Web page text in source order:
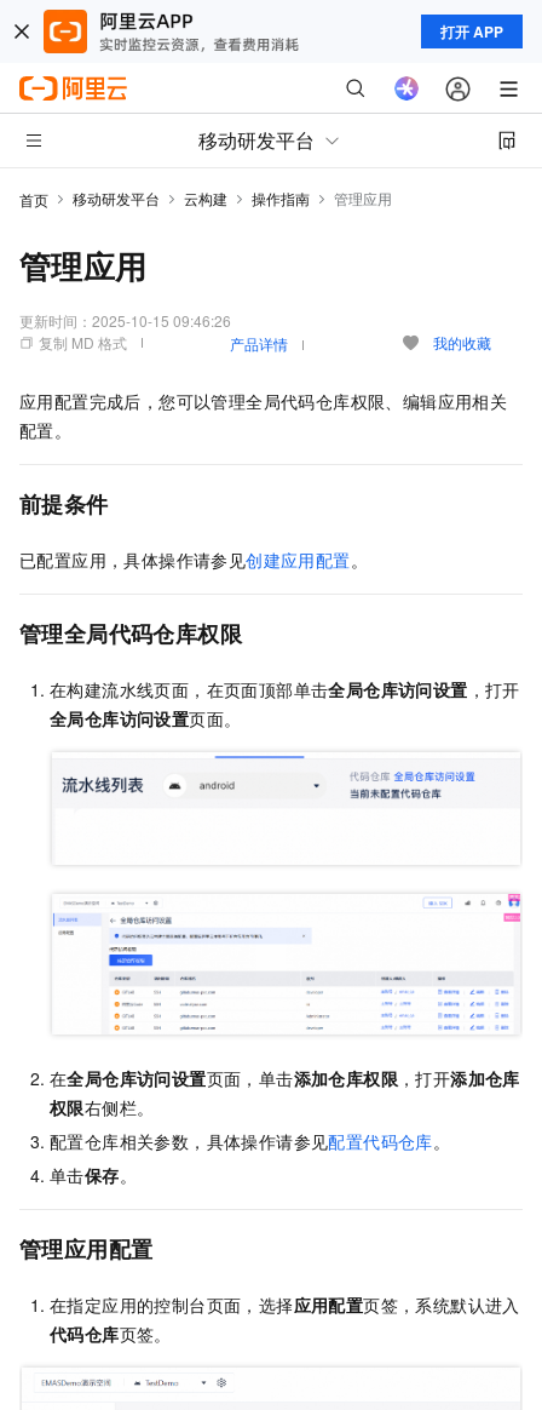
打开 APP
移动研发平台
首页 移动研发平台 云构建 操作指南 管理应用
管理应用
更新时间： 2025-10-15 09:46:26
复制 MD 格式
产品详情 我的收藏
应用配置完成后，您可以管理全局代码仓库权限、编辑应用相关
配置。
前提条件
已配置应用，具体操作请参见创建应用配置。
管理全局代码仓库权限
在构建流水线页面，在页面顶部单击全局仓库访问设置 ，打开
全局仓库访问设置页面。
在全局仓库访问设置页面，单击添加仓库权限 ，打开添加仓库
权限右侧栏。
配置仓库相关参数，具体操作请参见配置代码仓库。
单击保存。
管理应用配置
在指定应用的控制台页面，选择应用配置页签，系统默认进入
代码仓库页签。